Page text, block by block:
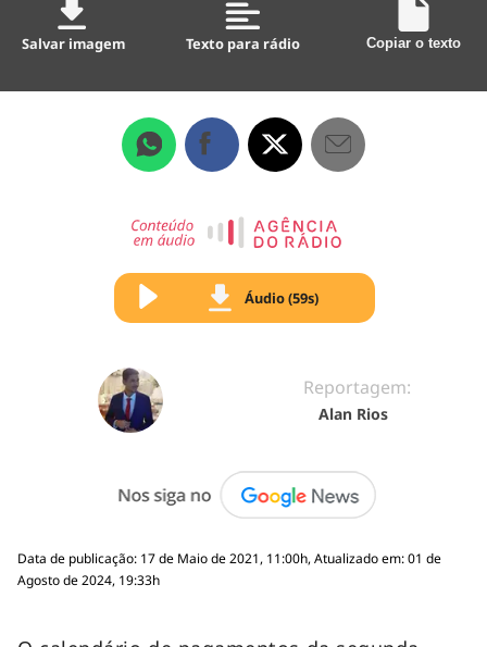
Salvar imagem Texto para rádio Copiar o texto
Áudio (59s)
Reportagem:
Alan Rios
Data de publicação: 17 de Maio de 2021, 11:00h, Atualizado em: 01 de
Agosto de 2024, 19:33h